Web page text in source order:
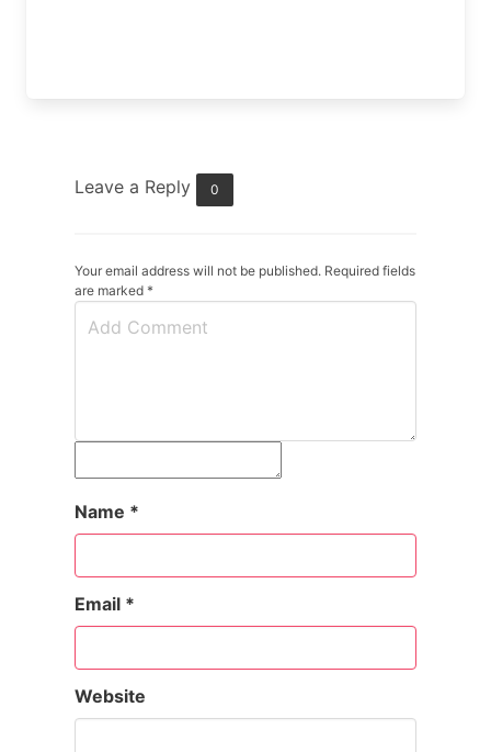
Leave a Reply 0
Your email address will not be published. Required fields
are marked *
Name *
Email *
Website